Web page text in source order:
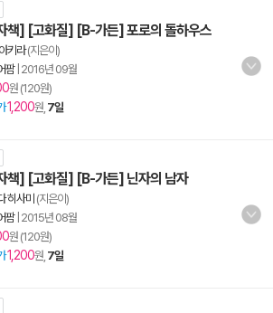
책] [고화질] [B-가든] 포로의 돌하우스
키라(지은이)
팜| 2016년 09월
원 (120원)
1,200원, 7일
책] [고화질] [B-가든] 닌자의 남자
히사미 (지은이)
팜| 2015년 08월
원 (120원)
1,200원, 7일